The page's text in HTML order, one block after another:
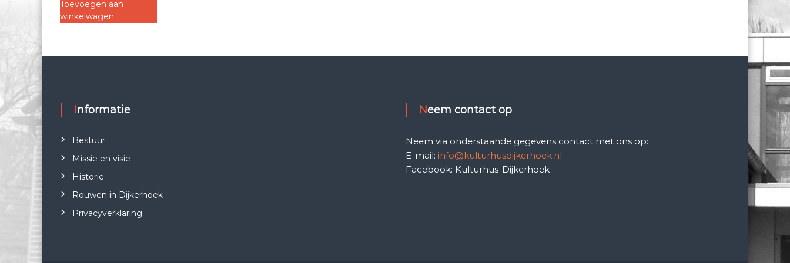
Toevoegen aan
winkelwagen
Informatie
Bestuur
Missie en visie
Historie
Rouwen in Dijkerhoek
Privacyverklaring
Neem contact op
Neem via onderstaande gegevens contact met ons op:
E-mail:info@kulturhusdijkerhoek.nl
Facebook: Kulturhus-Dijkerhoek